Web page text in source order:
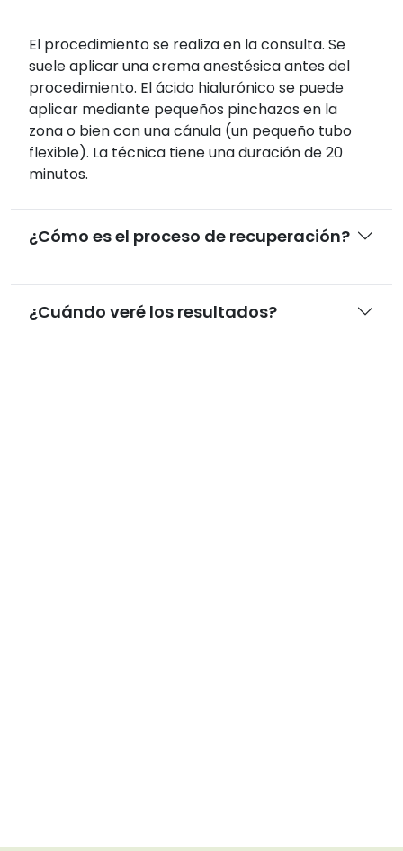
El procedimiento se realiza en la consulta. Se
suele aplicar una crema anestésica antes del
procedimiento. El ácido hialurónico se puede
aplicar mediante pequeños pinchazos en la
zona o bien con una cánula (un pequeño tubo
flexible). La técnica tiene una duración de 20
minutos.
¿Cómo es el proceso de recuperación?
¿Cuándo veré los resultados?